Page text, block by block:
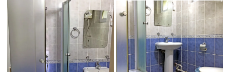
Apartman 11 vila
Andreea 2 u Sokobanji
Apartman 11 vila
Andreea 2 u Sokobanji